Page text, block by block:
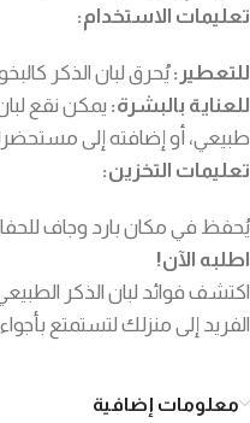
تعليمات الاستخدام:
للتعطير:يُحرق لبان الذكر
للعناية بالبشرة: يمكن نقع
طبيعي، أو إضافته إلى
تعليمات التخزين:
يُحفظ في مكان بارد وجاف
اطلبه الآن!
اكتشف فوائد لبان الذكر
الفريد إلى منزلك لتستمتع
معلومات إضافية